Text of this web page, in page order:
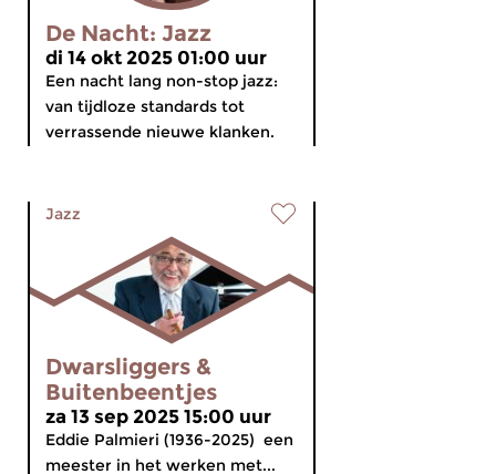
De Nacht: Jazz
di 14 okt 2025 01:00 uur
Een nacht lang non-stop jazz:
van tijdloze standards tot
verrassende nieuwe klanken.
Jazz
Dwarsliggers &
Buitenbeentjes
za 13 sep 2025 15:00 uur
Eddie Palmieri (1936-2025) een
meester in het werken met...